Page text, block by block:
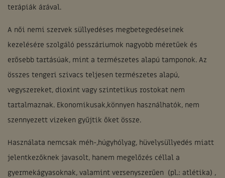
terápiák árával.
A női nemi szervek süllyedéses megbetegedéseinek
kezelésére szolgáló pesszáriumok nagyobb méretűek és
erősebb tartásúak, mint a természetes alapú tamponok. Az
összes tengeri szivacs teljesen természetes alapú,
vegyszereket, dioxint vagy szintetikus rostokat nem
tartalmaznak. Ekonomikusak,könnyen használhatók, nem
szennyezett vizeken gyűjtik őket össze.
Használata nemcsak méh-,húgyhólyag, hüvelysüllyedés miatt
jelentkezőknek javasolt, hanem megelőzés céllal a
gyermekágyasoknak, valamint versenyszerűen (pl.: atlétika) ,